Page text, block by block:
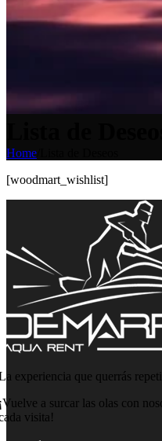
Home
[woodmart_wishlist]
experiencia que querrás
a surcar las olas con
visita!